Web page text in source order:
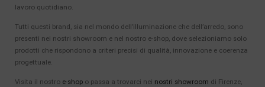
lavoro quotidiano.
Tutti questi brand, sia nel mondo dell’illuminazione che dell’arredo, sono
presenti nei nostri showroom e nel nostro e-shop, dove selezioniamo solo
prodotti che rispondono a criteri precisi di qualità, innovazione e coerenza
progettuale.
Visita il nostro e-shop o passa a trovarci nei nostri showroom di Firenze,